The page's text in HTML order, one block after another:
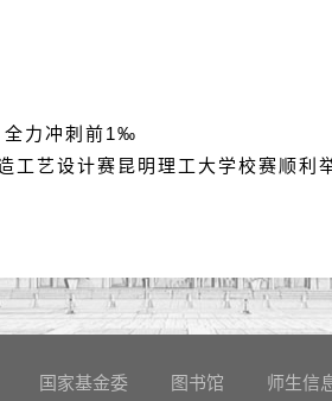
全力冲刺前1‰
工艺设计赛昆明理工大学校赛顺利
国家基金委 图书馆
师生信